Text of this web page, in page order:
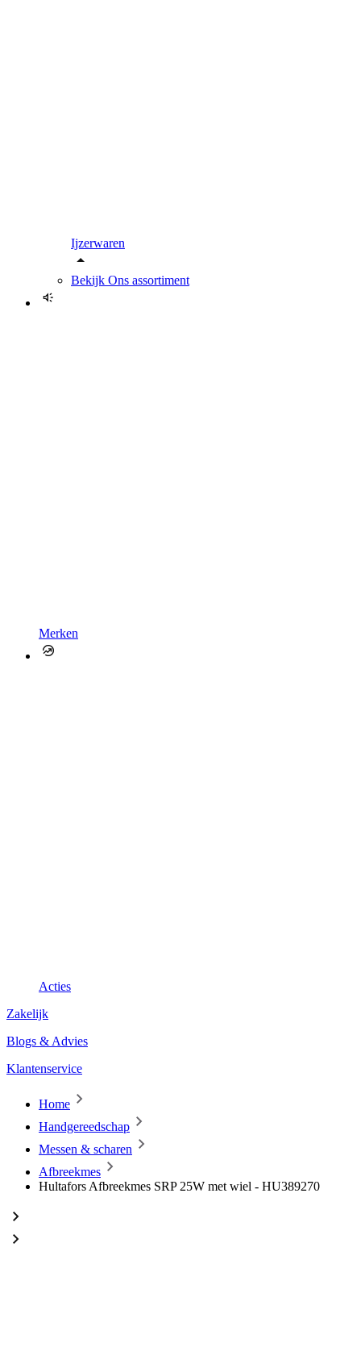
Ijzerwaren
Bekijk Ons assortiment
Merken
Acties
Zakelijk
Blogs & Advies
Klantenservice
Home
Handgereedschap
Messen & scharen
Afbreekmes
Hultafors Afbreekmes SRP 25W met wiel - HU389270